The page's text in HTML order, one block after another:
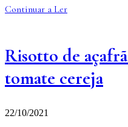
Continuar a Ler
Risotto de
tomate cereja
22/10/2021